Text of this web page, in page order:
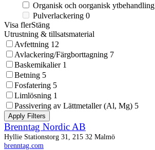
Organisk och oorganisk ytbehandling
Pulverlackering 0
Visa flerStäng
Utrustning & tillsatsmaterial
Avfettning 12
Avlackering/Färgborttagning 7
Baskemikalier 1
Betning 5
Fosfatering 5
Limlösning 1
Passivering av Lättmetaller (Al, Mg) 5
Apply Filters
Brenntag Nordic AB
Hyllie Stationstorg 31, 215 32 Malmö
brenntag.com